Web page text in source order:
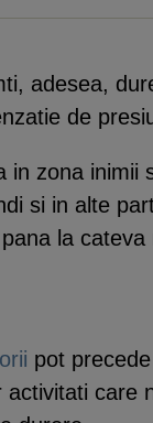
adesea,
de
in zona
si in alte
la
pot
care